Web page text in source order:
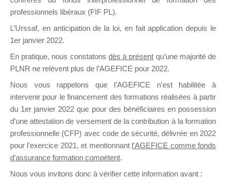
il y a une heure
formation. Il accueille également les Conseillers
professionnels libéraux (FIF PL).
L’Urssaf, en anticipation de la loi, en fait application depuis le
1er janvier 2022.
En pratique, nous constatons dès à présent qu’une majorité de
PLNR ne relèvent plus de l’AGEFICE pour 2022.
Nous vous rappelons que l’AGEFICE n’est habilitée à
intervenir pour le financement des formations réalisées à partir
du 1er janvier 2022 que pour des bénéficiaires en possession
d’une attestation de versement de la contribution à la formation
professionnelle (CFP) avec code de sécurité, délivrée en 2022
pour l’exercice 2021, et mentionnant l’AGEFICE comme fonds
d’assurance formation compétent.
Nous vous invitons donc à vérifier cette information avant :